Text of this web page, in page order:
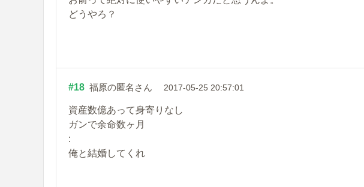
どうやろ？
#18 福原の匿名さん 2017-05-25 20:57:01
資産数億あって身寄りなし
ガンで余命数ヶ月
:
俺と結婚してくれ